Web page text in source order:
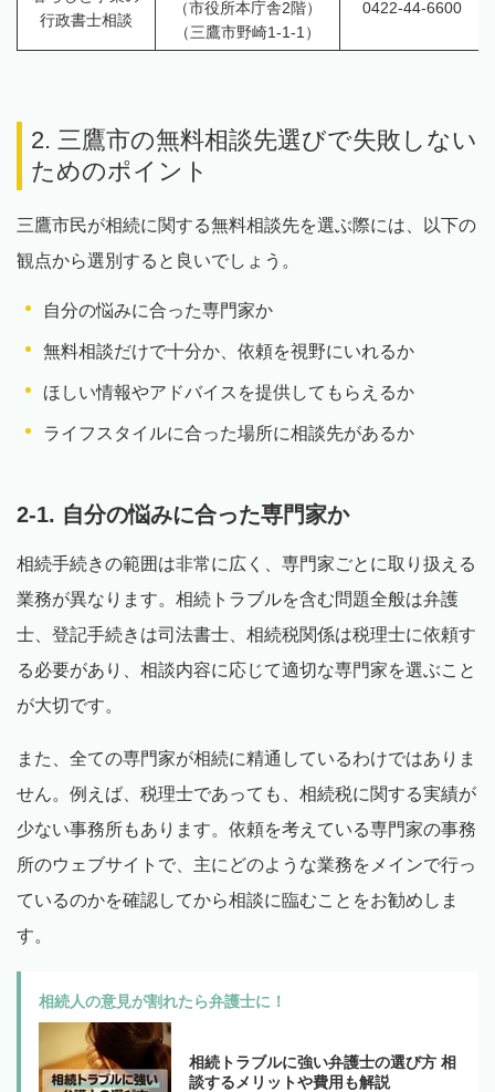
行政書士相談
（市役所本庁舎2階）
（三鷹市野崎1-1-1）
0422-44-6600
2. 三鷹市の無料相談先選びで失敗しない
ためのポイント
三鷹市民が相続に関する無料相談先を選ぶ際には、以下の
観点から選別すると良いでしょう。
自分の悩みに合った専門家か
無料相談だけで十分か、依頼を視野にいれるか
ほしい情報やアドバイスを提供してもらえるか
ライフスタイルに合った場所に相談先があるか
2-1. 自分の悩みに合った専門家か
相続手続きの範囲は非常に広く、専門家ごとに取り扱える
業務が異なります。相続トラブルを含む問題全般は弁護
士、登記手続きは司法書士、相続税関係は税理士に依頼す
る必要があり、相談内容に応じて適切な専門家を選ぶこと
が大切です。
また、全ての専門家が相続に精通しているわけではありま
せん。例えば、税理士であっても、相続税に関する実績が
少ない事務所もあります。依頼を考えている専門家の事務
所のウェブサイトで、主にどのような業務をメインで行っ
ているのかを確認してから相談に臨むことをお勧めしま
す。
相続人の意見が割れたら弁護士に！
相続トラブルに強い弁護士の選び方 相
談するメリットや費用も解説